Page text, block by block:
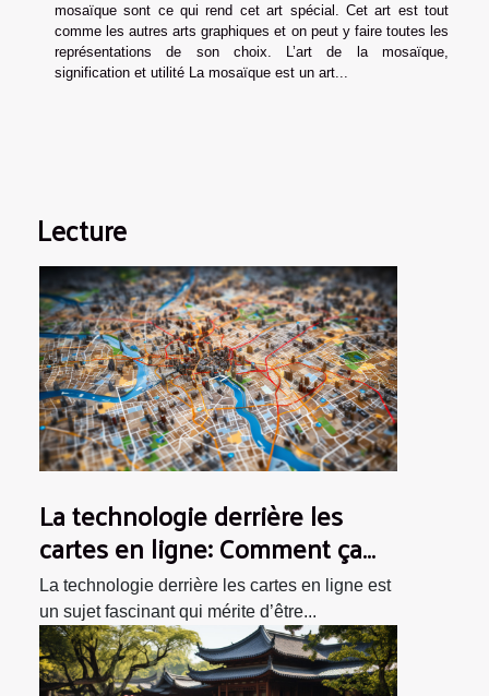
mosaïque sont ce qui rend cet art spécial. Cet art est tout
comme les autres arts graphiques et on peut y faire toutes les
représentations de son choix. L’art de la mosaïque,
signification et utilité La mosaïque est un art...
Lecture
La technologie derrière les
cartes en ligne: Comment ça
marche?
La technologie derrière les cartes en ligne est
un sujet fascinant qui mérite d’être...